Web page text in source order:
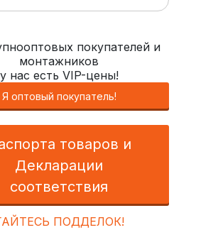
покупателей и
монтажников
у нас есть VIP-цены!
Я оптовый покупатель!
товаров и
Декларации
соответствия
ПОДДЕЛОК!